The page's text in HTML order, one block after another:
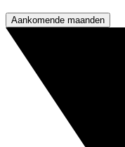
Aankomende maanden